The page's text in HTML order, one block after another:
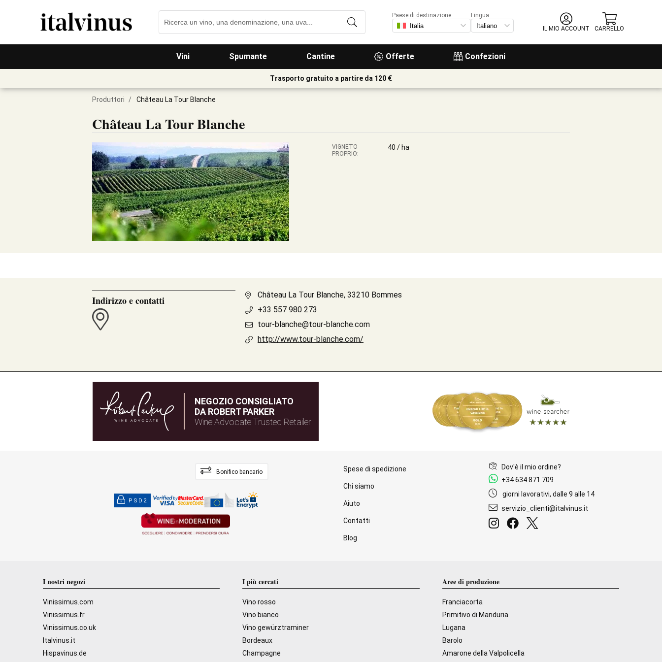
Vini Spumante Cantine Offerte Confezioni
Paese di destinazione:
Lingua
IL MIO ACCOUNT
CARRELLO
Trasporto gratuito a partire da 120 €
Produttori / Château La Tour Blanche
Château La Tour Blanche
VIGNETO
PROPRIO:
40 / ha
Indirizzo e contatti
Château La Tour Blanche, 33210 Bommes
+33 557 980 273
tour-blanche@tour-blanche.com
http://www.tour-blanche.com/
NEGOZIO CONSIGLIATO
DA ROBERT PARKER
Wine Advocate Trusted Retailer
Bonifico bancario
PSD2
Spese di spedizione
Chi siamo
Aiuto
Contatti
Blog
Dov'è il mio ordine?
+34 634 871 709
giorni lavorativi, dalle 9 alle 14
servizio_clienti@italvinus.it
I nostri negozi
Vinissimus.com
Vinissimus.fr
Vinissimus.co.uk
Italvinus.it
Hispavinus.de
I più cercati
Vino rosso
Vino bianco
Vino gewürztraminer
Bordeaux
Champagne
Aree di produzione
Franciacorta
Primitivo di Manduria
Lugana
Barolo
Amarone della Valpolicella